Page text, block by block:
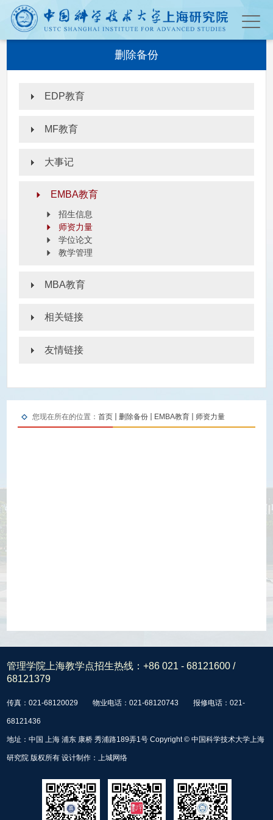
删除备份
EDP教育
MF教育
大事记
EMBA教育
招生信息
师资力量
学位论文
教学管理
MBA教育
相关链接
友情链接
您现在所在的位置：首页 删除备份 EMBA教育 师资力量
管理学院上海教学点招生热线：+86 021 - 68121600 /
68121379
传真：021-68120029 物业电话：021-68120743 报修电话：021-
68121436
地址：中国 上海 浦东 康桥 秀浦路189弄1号 Copyright © 中国科学技术大学上海
研究院 版权所有 设计制作：上城网络